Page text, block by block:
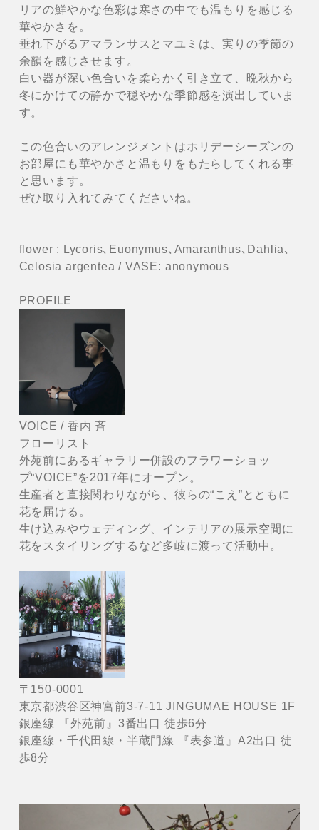
リアの鮮やかな色彩は寒さの中でも温もりを感じる
華やかさを。
垂れ下がるアマランサスとマユミは、実りの季節の
余韻を感じさせます。
白い器が深い色合いを柔らかく引き立て、晩秋から
冬にかけての静かで穏やかな季節感を演出していま
す。
この色合いのアレンジメントはホリデーシーズンの
お部屋にも華やかさと温もりをもたらしてくれる事
と思います。
ぜひ取り入れてみてくださいね。
flower : Lycoris､Euonymus､Amaranthus､Dahlia､
Celosia argentea / VASE: anonymous
PROFILE
VOICE / 香内 斉
フローリスト
外苑前にあるギャラリー併設のフラワーショッ
プ“VOICE”を2017年にオープン。
生産者と直接関わりながら、彼らの“こえ”とともに
花を届ける。
生け込みやウェディング、インテリアの展示空間に
花をスタイリングするなど多岐に渡って活動中。
〒150-0001
東京都渋谷区神宮前3-7-11 JINGUMAE HOUSE 1F
銀座線 『外苑前』3番出口 徒歩6分
銀座線・千代田線・半蔵門線 『表参道』A2出口 徒
歩8分